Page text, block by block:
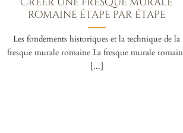
Créer une fresque murale
romaine étape par étape
Les fondements historiques et la technique de la
fresque murale romaine La fresque murale
[...]